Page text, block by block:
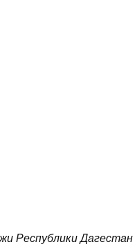
Республики Дагестан